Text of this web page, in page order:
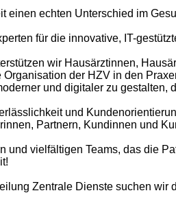
einen echten Unterschied im
für die innovative, IT-
wir Hausärztinnen,
der HZV in den
und digitaler zu
und
Partnern, Kundinnen und
und vielfältigen Teams, das die
Zentrale Dienste suchen